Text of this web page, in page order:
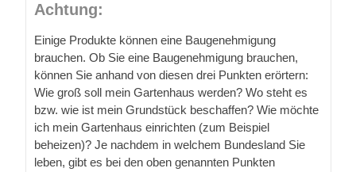
Achtung:
Einige Produkte können eine Baugenehmigung
brauchen. Ob Sie eine Baugenehmigung brauchen,
können Sie anhand von diesen drei Punkten erörtern:
Wie groß soll mein Gartenhaus werden? Wo steht es
bzw. wie ist mein Grundstück beschaffen? Wie möchte
ich mein Gartenhaus einrichten (zum Beispiel
beheizen)? Je nachdem in welchem Bundesland Sie
leben, gibt es bei den oben genannten Punkten